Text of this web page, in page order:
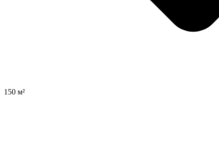
150 м²